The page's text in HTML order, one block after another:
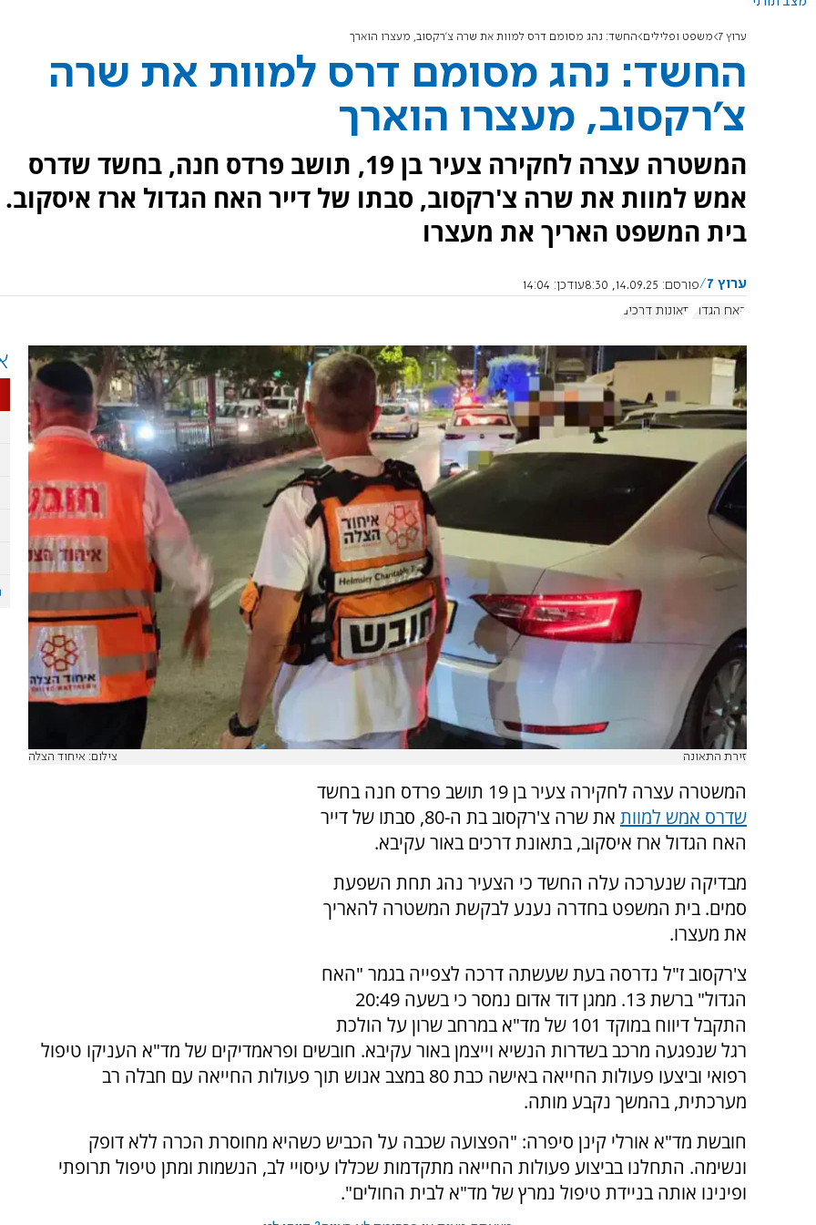
ערוץ 7 משפט ופלילים החשד: נהג מסומם דרס למוות את שרה צ'רקסוב, מעצרו הוארך
החשד: נהג מסומם דרס למוות את שרה
צ'רקסוב, מעצרו הוארך
המשטרה עצרה לחקירה צעיר בן 19, תושב פרדס חנה, בחשד שדרס
אמש למוות את שרה צ'רקסוב, סבתו של דייר האח הגדול ארז איסקוב.
בית המשפט האריך את מעצרו
ערוץ 7 פורסם: 14.09.25, 8:30 עודכן: 14:04
האח הגדול
תאונות דרכים
זירת התאונה צילום: איחוד הצלה
המשטרה עצרה לחקירה צעיר בן 19 תושב פרדס חנה בחשד
שדרס אמש למוות
את שרה צ'רקסוב בת ה-80, סבתו של דייר
האח הגדול ארז איסקוב, בתאונת דרכים באור עקיבא.
מבדיקה שנערכה עלה החשד כי הצעיר נהג תחת השפעת
סמים. בית המשפט בחדרה נענע לבקשת המשטרה להאריך
את מעצרו.
צ'רקסוב ז"ל נדרסה בעת שעשתה דרכה לצפייה בגמר "האח
הגדול" ברשת 13. ממגן דוד אדום נמסר כי בשעה 20:49
התקבל דיווח במוקד 101 של מד"א במרחב שרון על הולכת
רגל שנפגעה מרכב בשדרות הנשיא וייצמן באור עקיבא. חובשים ופראמדיקים של מד"א העניקו טיפול
רפואי וביצעו פעולות החייאה באישה כבת 80 במצב אנוש תוך פעולות החייאה עם חבלה רב
מערכתית, בהמשך נקבע מותה.
חובשת מד"א אורלי קינן סיפרה: "הפצועה שכבה על הכביש כשהיא מחוסרת הכרה ללא דופק
ונשימה. התחלנו בביצוע פעולות החייאה מתקדמות שכללו עיסויי לב, הנשמות ומתן טיפול תרופתי
ופינינו אותה בניידת טיפול נמרץ של מד"א לבית החולים".